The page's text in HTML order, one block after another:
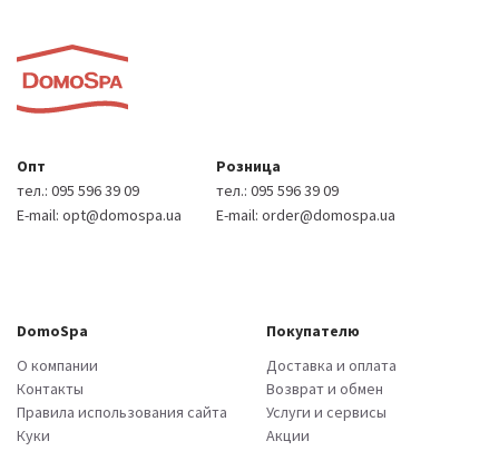
Опт
тел.: 095 596 39 09
E-mail: opt@domospa.ua
Розница
тел.: 095 596 39 09
E-mail: order@domospa.ua
DomoSpa
О компании
Контакты
Правила использования сайта
Куки
Покупателю
Доставка и оплата
Возврат и обмен
Услуги и сервисы
Акции